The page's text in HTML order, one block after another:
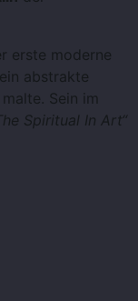
erste moderne
abstrakte
Sein im
Spiritual In Art“